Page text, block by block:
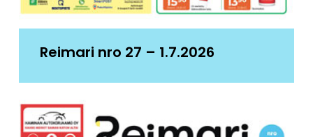
Reimari nro 27 – 1.7.2026